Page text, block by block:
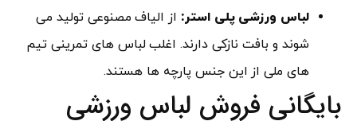
لباس ورزشی پلی استر: از الیاف مصنوعی تولید می
شوند و بافت نازکی دارند. اغلب لباس های تمرینی تیم
های ملی از این جنس پارچه ها هستند.
بایگانی فروش لباس ورزشی